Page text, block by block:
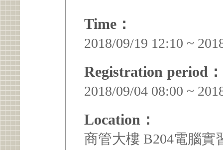
Time：
2018/09/19 12:10 ~
Registration period：
2018/09/04 08:00 ~
Location：
商管大樓 B204電腦實